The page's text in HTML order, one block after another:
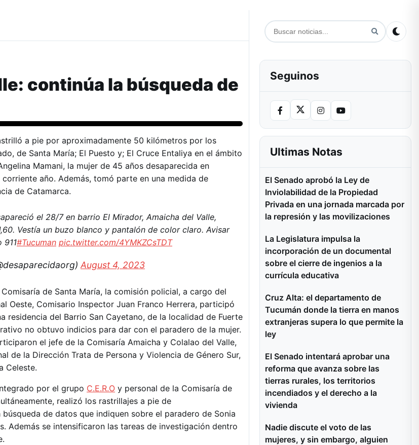
continúa la búsqueda de
a pie por aproximadamente 50 kilómetros por los
de Santa María; El Puesto y; El Cruce Entaliya en el ámbito
Mamani, la mujer de 45 años desaparecida en
año. Además, tomó parte en una medida de
de Catamarca.
el 28/7 en barrio El Mirador, Amaicha del Valle,
Vestía un buzo blanco y pantalón de color claro. Avisar
#Tucuman pic.twitter.com/4YMKZCsTDT
August 4, 2023
de Santa María, la comisión policial, a cargo del
Oeste, Comisario Inspector Juan Franco Herrera, participó
residencia del Barrio San Cayetano, de la localidad de Fuerte
no obtuvo indicios para dar con el paradero de la mujer.
el jefe de la Comisaría Amaicha y Colalao del Valle,
de la Dirección Trata de Persona y Violencia de Género Sur,
Celeste.
por el grupo C.E.R.O y personal de la Comisaría de
realizó los rastrillajes a pie de
de datos que indiquen sobre el paradero de Sonia
Además se intensificaron las tareas de investigación dentro
Seguinos
Ultimas Notas
El Senado aprobó la Ley de
Inviolabilidad de la Propiedad
Privada en una jornada marcada por
la represión y las movilizaciones
La Legislatura impulsa la
incorporación de un documental
sobre el cierre de ingenios a la
currícula educativa
Cruz Alta: el departamento de
Tucumán donde la tierra en manos
extranjeras supera lo que permite la
ley
El Senado intentará aprobar una
reforma que avanza sobre las
tierras rurales, los territorios
incendiados y el derecho a la
vivienda
Nadie discute el voto de las
mujeres, y sin embargo, alguien